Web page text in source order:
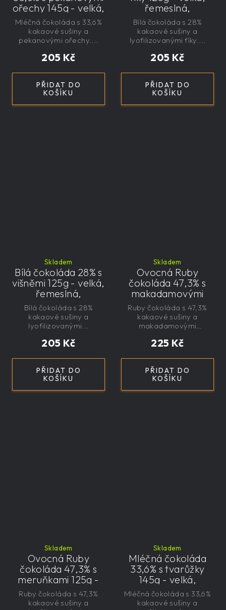
ořechy 145g - velká,
řemeslná,
exkluzivní, dárková
205 Kč
PŘIDAT DO
KOŠÍKU
Mléčná čokoláda s 33,6%
kakaové sušiny a
pekanovými ořechy....
řemeslná,
exkluzivní, dárková
205 Kč
PŘIDAT DO
KOŠÍKU
Bílá čokoláda s 28%
kakaové sušiny a
lyofilizovanými fíky....
Skladem
Bílá čokoláda 28% s
višněmi 125g - velká,
řemeslná,
exkluzivní, dárková
205 Kč
PŘIDAT DO
KOŠÍKU
Bílá čokoláda s 28%
kakaové sušiny a
lyofilizovanými...
Skladem
Ovocná Ruby
čokoláda 47,3% s
makadamovými
ořechy 145g - velká,
řemeslná,
exkluzivní, dárková
225 Kč
PŘIDAT DO
KOŠÍKU
Ruby čokoláda s 47,3%
kakaové sušiny a
makadamovými
Skladem
Ovocná Ruby
čokoláda 47,3% s
meruňkami 125g -
velká, řemeslná,
exkluzivní, dárková i
Ruby čokoláda s 47,3%
kakaové sušiny a
Skladem
Mléčná čokoláda
33,6% s tvarůžky
145g - velká,
řemeslná,
exkluzivní, dárková
Mléčná čokoláda s 33,6%
kakaové sušiny a